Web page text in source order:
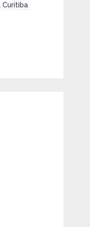
Curitiba